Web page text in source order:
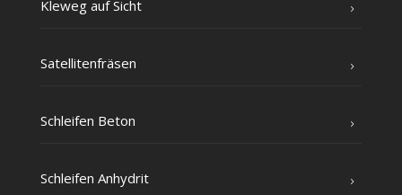
Kle­weg auf Sicht
Satel­li­ten­frä­sen
Schlei­fen Beton
Schlei­fen Anhydrit